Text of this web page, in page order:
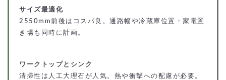
サイズ最適化
2550mm前後はコスパ良。通路幅や冷蔵庫位置・家電置
き場も同時に計画。
ワークトップとシンク
清掃性は人工大理石が人気。熱や衝撃への配慮が必要。